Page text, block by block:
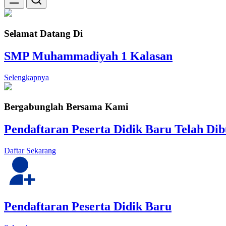
Selamat Datang Di
SMP Muhammadiyah 1 Kalasan
Selengkapnya
Bergabunglah Bersama Kami
Pendaftaran Peserta Didik Baru Telah
Daftar Sekarang
Pendaftaran Peserta Didik Baru